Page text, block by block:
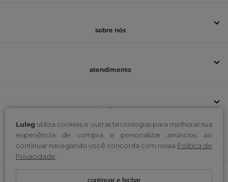
Luleg utiliza cookies e outras tecnologias para melhorar sua
experiência de compra e personalizar anúncios, ao
continuar navegando você concorda com nossa Política de
Privacidade.
continuar e fechar
sobre nós
atendimento
selos
formas de pagamento